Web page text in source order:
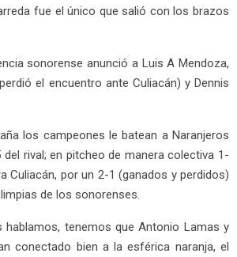
fue el único que salió con los brazos
sonorense anunció a Luis A Mendoza,
el encuentro ante Culiacán) y Dennis
los campeones le batean a Naranjeros
del rival; en pitcheo de manera colectiva 1-
Culiacán, por un 2-1 (ganados y perdidos)
de los sonorenses.
hablamos, tenemos que Antonio Lamas y
conectado bien a la esférica naranja, el